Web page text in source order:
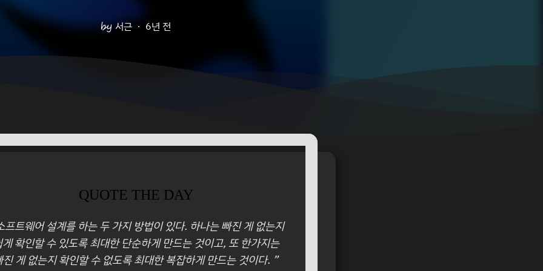
서근 6년 전
QUOTE THE DAY
프트웨어 설계를 하는 두 가지 방법이 있다. 하나는 빠진 게 없는지
확인할 수 있도록 최대한 단순하게 만드는 것이고, 또 한가지는
진 게 없는지 확인할 수 없도록 최대한 복잡하게 만드는 것이다. ”